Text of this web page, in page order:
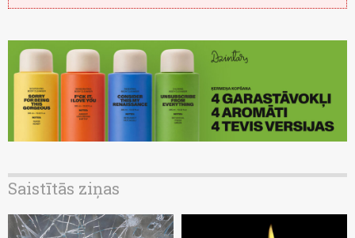
Saistītās ziņas